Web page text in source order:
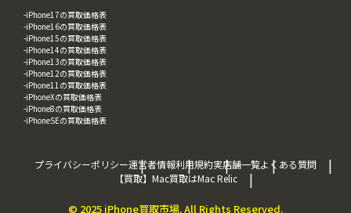
-iPhone17の買取価格表
-iPhone16の買取価格表
-iPhone15の買取価格表
-iPhone14の買取価格表
-iPhone13の買取価格表
-iPhone12の買取価格表
-iPhone11の買取価格表
-iPhoneXの買取価格表
-iPhone8の買取価格表
-iPhoneSEの買取価格表
プライバシーポリシー運営者情報利用規約実店舗一覧よくある質問
【買取】Mac買取はMac Relic
© 2025 iPhone買取市場. All Rights Reserved.